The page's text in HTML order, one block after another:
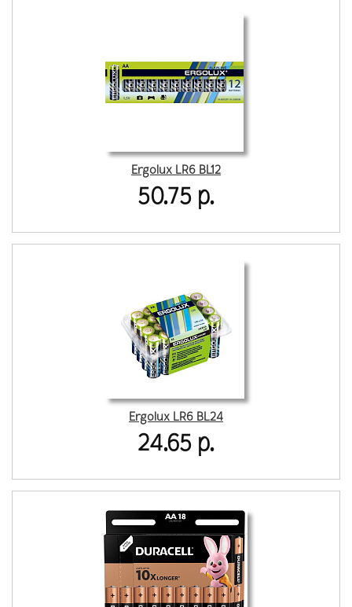
Ergolux LR6 BL12
50.75 р.
Ergolux LR6 BL24
24.65 р.